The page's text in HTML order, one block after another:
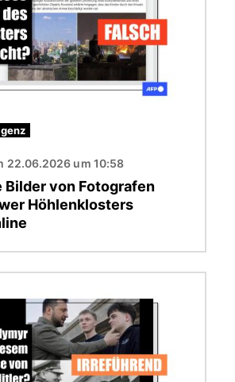
22.06.2026 um 10:58
Bilder von Fotografen
Höhlenklosters